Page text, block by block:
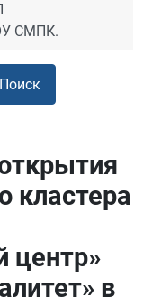
СМПК.
Поиск
кластера
центр»
в